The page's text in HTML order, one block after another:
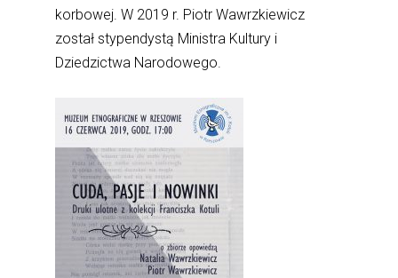
korbowej. W 2019 r. Piotr Wawrzkiewicz
został stypendystą Ministra Kultury i
Dziedzictwa Narodowego.